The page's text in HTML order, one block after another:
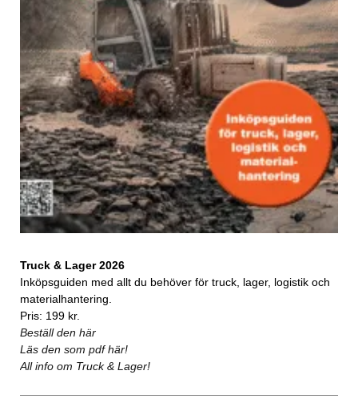
Truck & Lager 2026
Inköpsguiden med allt du behöver för truck, lager, logistik och
materialhantering.
Pris: 199 kr.
Beställ den här
Läs den som pdf här!
All info om Truck & Lager!